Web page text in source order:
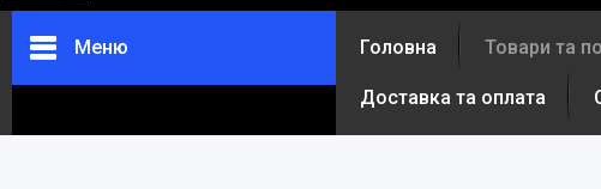
Меню Головна Товари та
Доставка та оплата